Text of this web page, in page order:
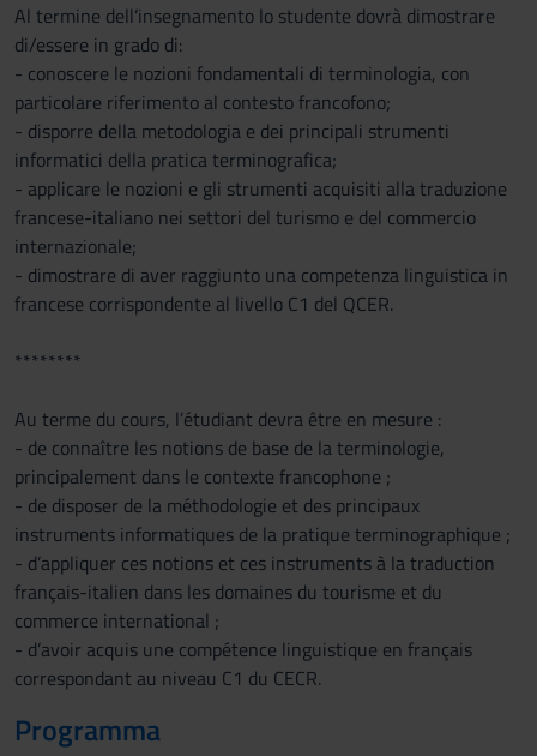
Al termine dell’insegnamento lo studente dovrà dimostrare
di/essere in grado di:
- conoscere le nozioni fondamentali di terminologia, con
particolare riferimento al contesto francofono;
- disporre della metodologia e dei principali strumenti
informatici della pratica terminografica;
- applicare le nozioni e gli strumenti acquisiti alla traduzione
francese-italiano nei settori del turismo e del commercio
internazionale;
- dimostrare di aver raggiunto una competenza linguistica in
francese corrispondente al livello C1 del QCER.
********
Au terme du cours, l’étudiant devra être en mesure :
- de connaître les notions de base de la terminologie,
principalement dans le contexte francophone ;
- de disposer de la méthodologie et des principaux
instruments informatiques de la pratique terminographique ;
- d’appliquer ces notions et ces instruments à la traduction
français-italien dans les domaines du tourisme et du
commerce international ;
- d’avoir acquis une compétence linguistique en français
correspondant au niveau C1 du CECR.
Programma